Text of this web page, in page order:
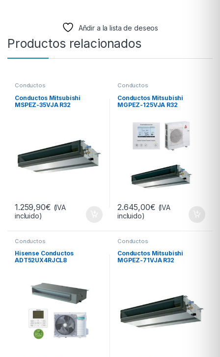
Añdir a la lista de deseos
Productos relacionados
Conductos
Conductos Mitsubishi
MSPEZ-35VJA R32
1.259,90€ (IVA
incluido)
Conductos
Conductos Mitsubishi
MGPEZ-125VJA R32
2.645,00€ (IVA
incluido)
Conductos
Hisense Conductos
ADT52UX4RJCL8
Conductos
Conductos Mitsubishi
MGPEZ-71VJA R32